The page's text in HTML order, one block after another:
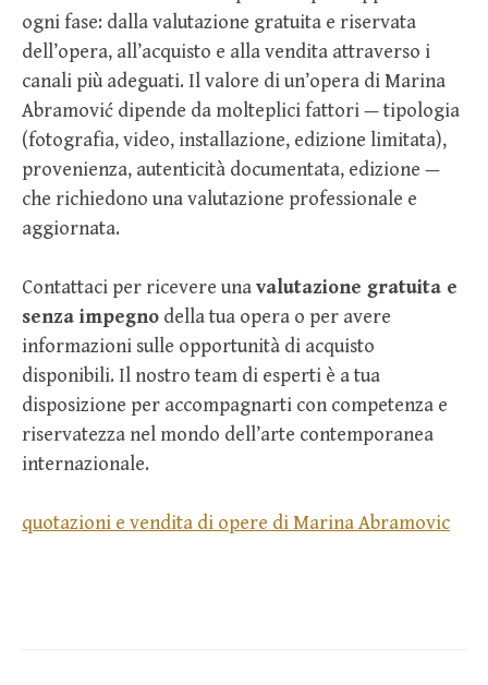
ogni fase: dalla valutazione gratuita e riservata
dell’opera, all’acquisto e alla vendita attraverso i
canali più adeguati. Il valore di un’opera di Marina
Abramović dipende da molteplici fattori — tipologia
(fotografia, video, installazione, edizione limitata),
provenienza, autenticità documentata, edizione —
che richiedono una valutazione professionale e
aggiornata.
Contattaci per ricevere unavalutazione gratuita e
senza impegno della tua opera o per avere
informazioni sulle opportunità di acquisto
disponibili. Il nostro team di esperti è a tua
disposizione per accompagnarti con competenza e
riservatezza nel mondo dell’arte contemporanea
internazionale.
quotazioni e vendita di opere di Marina Abramovic